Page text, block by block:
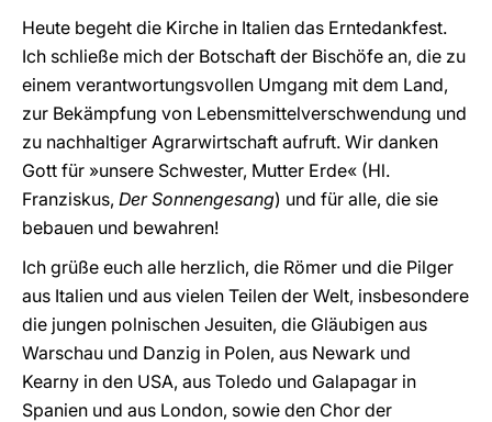
Heute begeht die Kirche in Italien das Erntedankfest.
Ich schließe mich der Botschaft der Bischöfe an, die zu
einem verantwortungsvollen Umgang mit dem Land,
zur Bekämpfung von Lebensmittelverschwendung und
zu nachhaltiger Agrarwirtschaft aufruft. Wir danken
Gott für »unsere Schwester, Mutter Erde« (Hl.
Franziskus, Der Sonnengesang) und für alle, die sie
bebauen und bewahren!
Ich grüße euch alle herzlich, die Römer und die Pilger
aus Italien und aus vielen Teilen der Welt, insbesondere
die jungen polnischen Jesuiten, die Gläubigen aus
Warschau und Danzig in Polen, aus Newark und
Kearny in den USA, aus Toledo und Galapagar in
Spanien und aus London, sowie den Chor der